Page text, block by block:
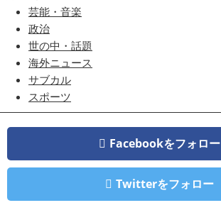
芸能・音楽
政治
世の中・話題
海外ニュース
サブカル
スポーツ
Facebookをフォロー
Twitterをフォロー